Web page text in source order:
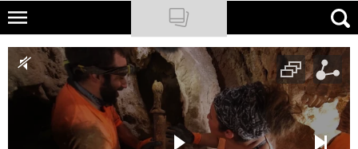
Skip
main
content
NATIONAL GEOGRAPHIC
TRAVELER
PODCASTY